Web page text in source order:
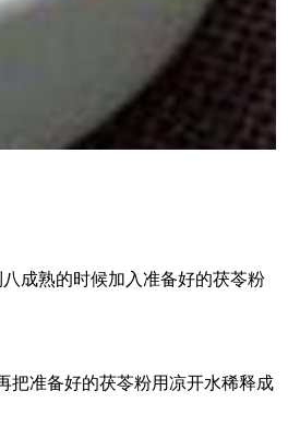
成熟的时候加入准备好的茯苓粉
把准备好的茯苓粉用凉开水稀释成